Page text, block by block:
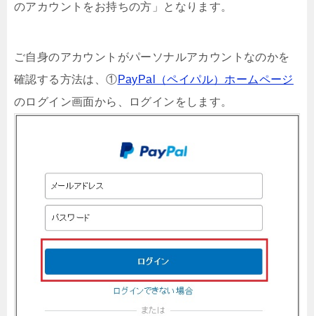
のアカウントをお持ちの方」となります。
ご自身のアカウントがパーソナルアカウントなのかを
確認する方法は、①PayPal（ペイパル）ホームページ
のログイン画面から、ログインをします。